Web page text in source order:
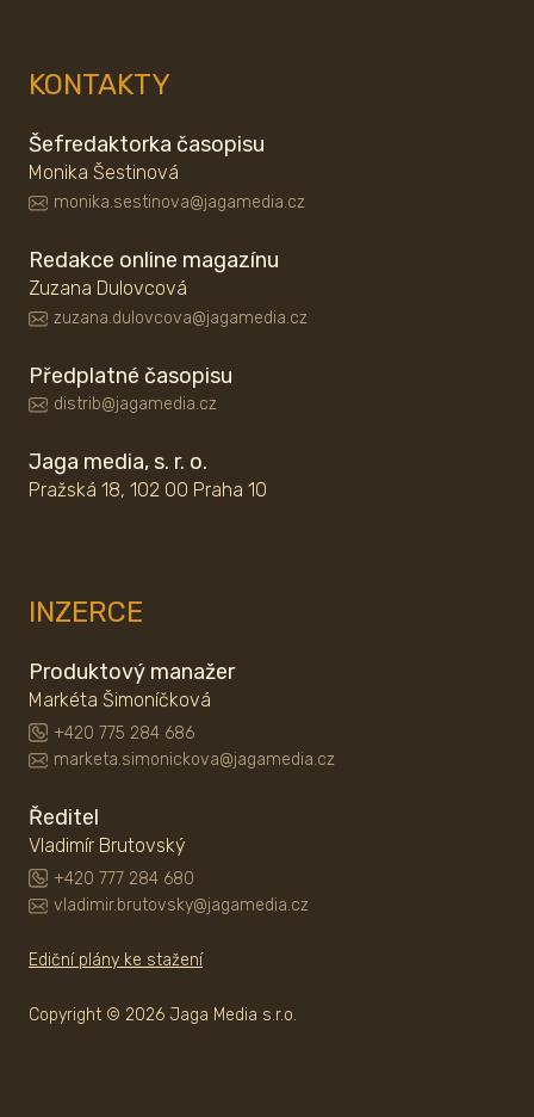
KONTAKTY
Šefredaktorka časopisu
Monika Šestinová
monika.sestinova@jagamedia.cz
Redakce online magazínu
Zuzana Dulovcová
zuzana.dulovcova@jagamedia.cz
Předplatné časopisu
distrib@jagamedia.cz
Jaga media, s. r. o.
Pražská 18, 102 00 Praha 10
INZERCE
Produktový manažer
Markéta Šimoníčková
+420 775 284 686
marketa.simonickova@jagamedia.cz
Ředitel
Vladimír Brutovský
+420 777 284 680
vladimir.brutovsky@jagamedia.cz
Ediční plány ke stažení
Copyright © 2026 Jaga Media s.r.o.